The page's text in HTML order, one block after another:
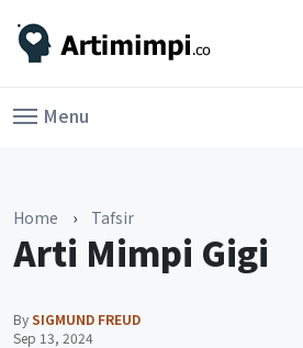
Menu
Home › Tafsir
Arti Mimpi Gigi
BySIGMUND FREUD
Sep 13, 2024